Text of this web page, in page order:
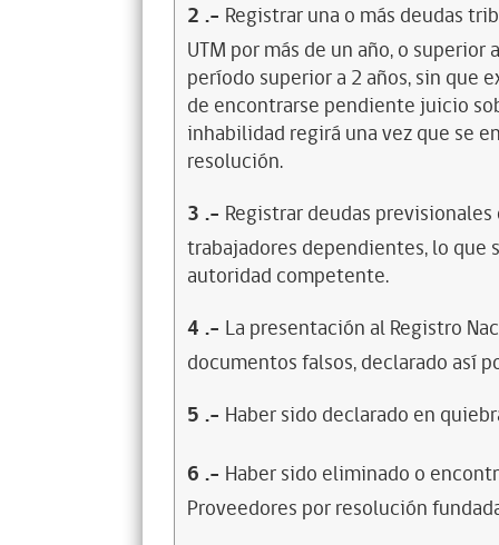
2 .- Registrar una o más deudas
UTM por más de un año, o
período superior a 2 años, sin que
de encontrarse pendiente juicio
inhabilidad regirá una vez que se
resolución.
3 .- Registrar deudas
trabajadores dependientes, lo
autoridad competente.
4 .- La presentación al Registro
documentos falsos, declarado así
5 .- Haber sido declarado en
6 .- Haber sido eliminado o
Proveedores por resolución